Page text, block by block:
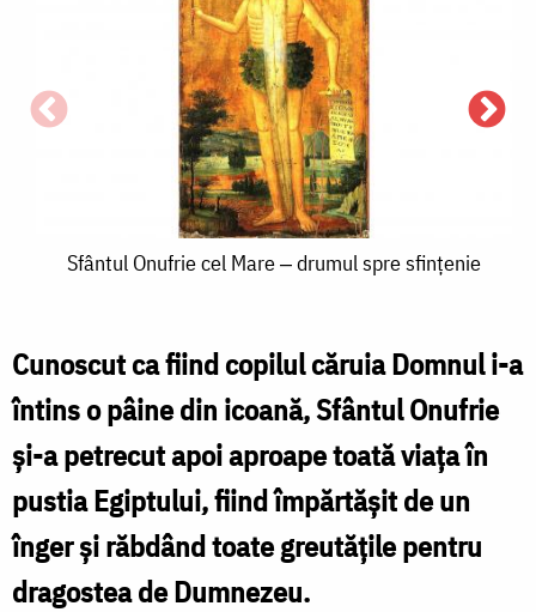
Sfântul
Mare
‒
drumul
spre
sfințenie
Sfântul Onufrie cel Mare ‒ drumul spre sfințenie
Cunoscut ca fiind copilul căruia Domnul i-a
întins o pâine din icoană, Sfântul Onufrie
și-a petrecut apoi aproape toată viața în
pustia Egiptului, fiind împărtășit de un
înger și răbdând toate greutățile pentru
dragostea de Dumnezeu.